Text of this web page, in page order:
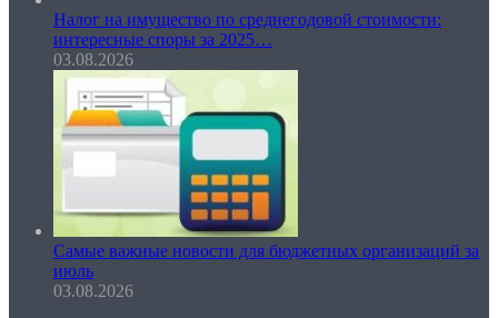
Налог на имущество по среднегодовой стоимости:
интересные споры за 2025…
03.08.2026
Самые важные новости для бюджетных организаций за
июль
03.08.2026